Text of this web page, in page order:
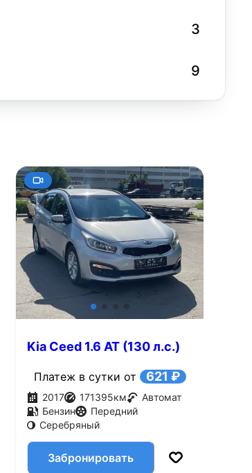
3
9
+9
Смотреть все фото
Kia Ceed 1.6 AT (130 л.с.)
Платеж в сутки от 621 ₽
2017 171395км
Автомат
Бензин
Передний
Серебряный
Забронировать